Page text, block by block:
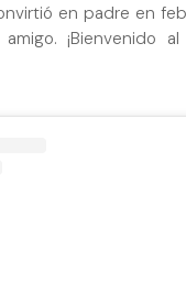
en padre en
amigo. ¡Bienvenido